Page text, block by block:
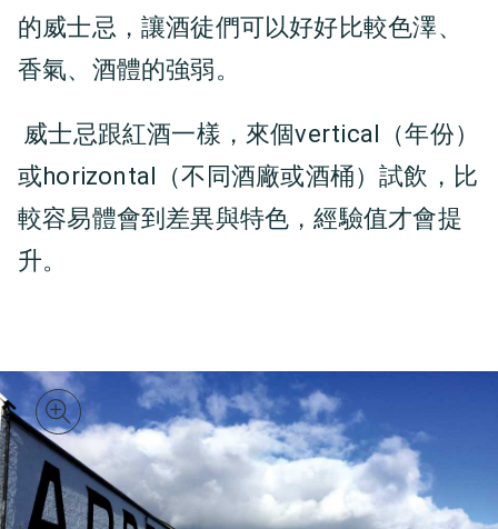
的威士忌，讓酒徒們可以好好比較色澤、
香氣、酒體的強弱。
威士忌跟紅酒一樣，來個vertical（年份）
或horizontal（不同酒廠或酒桶）試飲，比
較容易體會到差異與特色，經驗值才會提
升。